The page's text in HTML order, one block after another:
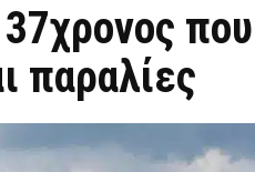
παραλίες